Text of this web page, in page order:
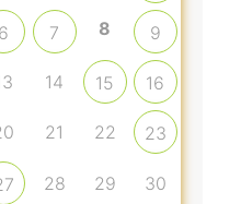
6 7 8 9
14 15 16
21 22 23
28 29 30